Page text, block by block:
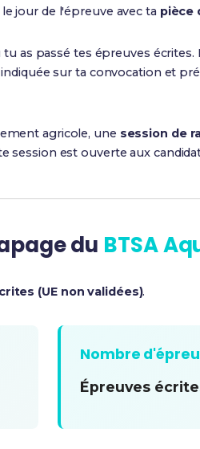
jour de l'épreuve avec ta pièce
as passé tes épreuves
sur ta convocation et
agricole, une session de
est ouverte aux
du BTSA
(UE non validées).
Nombre
Épreuves